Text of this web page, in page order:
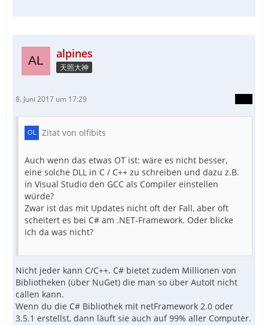
alpines
天照大神
8. Juni 2017 um 17:29
Zitat von olfibits
Auch wenn das etwas OT ist: wäre es nicht besser,
eine solche DLL in C / C++ zu schreiben und dazu z.B.
in Visual Studio den GCC als Compiler einstellen
würde?
Zwar ist das mit Updates nicht oft der Fall, aber oft
scheitert es bei C# am .NET-Framework. Oder blicke
ich da was nicht?
Nicht jeder kann C/C++. C# bietet zudem Millionen von
Bibliotheken (über NuGet) die man so über AutoIt nicht
callen kann.
Wenn du die C# Bibliothek mit netFramework 2.0 oder
3.5.1 erstellst, dann läuft sie auch auf 99% aller Computer.